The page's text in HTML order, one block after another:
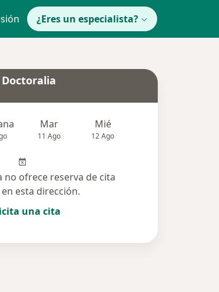
¿Eres un especialista?
Mar
11 Ago
Mié
12 Ago
no ofrece reserva de cita
esta dirección.
una cita